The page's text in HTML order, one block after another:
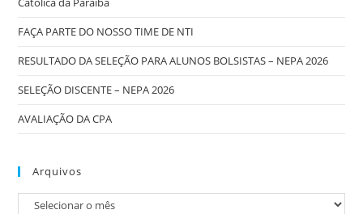
FAÇA PARTE DO NOSSO TIME DE NTI
RESULTADO DA SELEÇÃO PARA ALUNOS BOLSISTAS – NEPA 2026
SELEÇÃO DISCENTE – NEPA 2026
AVALIAÇÃO DA CPA
Arquivos